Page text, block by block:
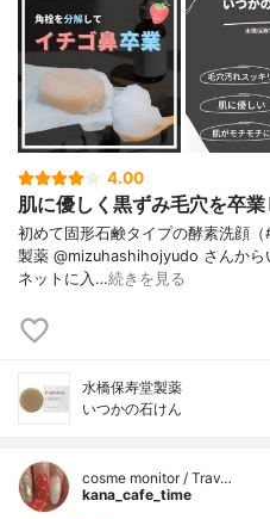
4.00
肌に優しく黒ずみ毛穴を卒業
初めて固形石鹸タイプの酵素洗顔
製薬 @mizuhashihojyudo さんから
ネットに入…続きを見る
水橋保寿堂製薬
いつかの石けん
cosme monitor / Trav…
kana_cafe_time